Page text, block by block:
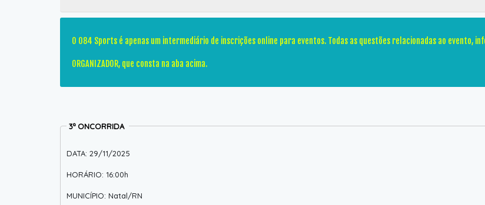
O 084 Sports é apenas um intermediário de inscrições online para eventos. Todas as questões relacionadas ao evento,
ORGANIZADOR, que consta na aba acima.
DATA: 29/11/2025
HORÁRIO: 16:00h
MUNICÍPIO: Natal/RN